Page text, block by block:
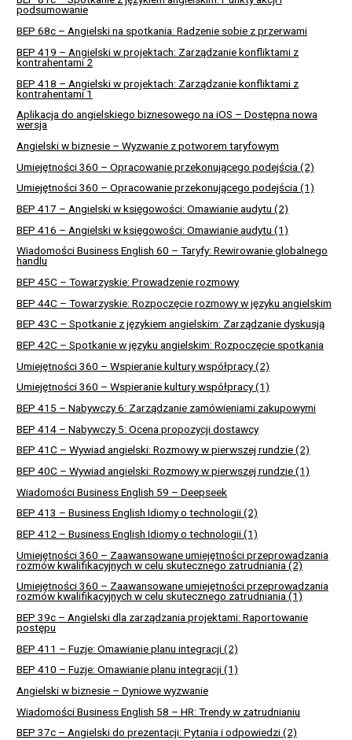
podsumowanie
BEP 68c – Angielski na spotkania: Radzenie sobie z przerwami
BEP 419 – Angielski w projektach: Zarządzanie konfliktami z
kontrahentami 2
BEP 418 – Angielski w projektach: Zarządzanie konfliktami z
kontrahentami 1
Aplikacja do angielskiego biznesowego na iOS – Dostępna nowa
wersja
Angielski w biznesie – Wyzwanie z potworem taryfowym
Umiejętności 360 – Opracowanie przekonującego podejścia (2)
Umiejętności 360 – Opracowanie przekonującego podejścia (1)
BEP 417 – Angielski w księgowości: Omawianie audytu (2)
BEP 416 – Angielski w księgowości: Omawianie audytu (1)
Wiadomości Business English 60 – Taryfy: Rewirowanie globalnego
handlu
BEP 45C – Towarzyskie: Prowadzenie rozmowy
BEP 44C – Towarzyskie: Rozpoczęcie rozmowy w języku angielskim
BEP 43C – Spotkanie z językiem angielskim: Zarządzanie dyskusją
BEP 42C – Spotkanie w języku angielskim: Rozpoczęcie spotkania
Umiejętności 360 – Wspieranie kultury współpracy (2)
Umiejętności 360 – Wspieranie kultury współpracy (1)
BEP 415 – Nabywczy 6: Zarządzanie zamówieniami zakupowymi
BEP 414 – Nabywczy 5: Ocena propozycji dostawcy
BEP 41C – Wywiad angielski: Rozmowy w pierwszej rundzie (2)
BEP 40C – Wywiad angielski: Rozmowy w pierwszej rundzie (1)
Wiadomości Business English 59 – Deepseek
BEP 413 – Business English Idiomy o technologii (2)
BEP 412 – Business English Idiomy o technologii (1)
Umiejętności 360 – Zaawansowane umiejętności przeprowadzania
rozmów kwalifikacyjnych w celu skutecznego zatrudniania (2)
Umiejętności 360 – Zaawansowane umiejętności przeprowadzania
rozmów kwalifikacyjnych w celu skutecznego zatrudniania (1)
BEP 39c – Angielski dla zarządzania projektami: Raportowanie
postępu
BEP 411 – Fuzje: Omawianie planu integracji (2)
BEP 410 – Fuzje: Omawianie planu integracji (1)
Angielski w biznesie – Dyniowe wyzwanie
Wiadomości Business English 58 – HR: Trendy w zatrudnianiu
BEP 37c – Angielski do prezentacji: Pytania i odpowiedzi (2)